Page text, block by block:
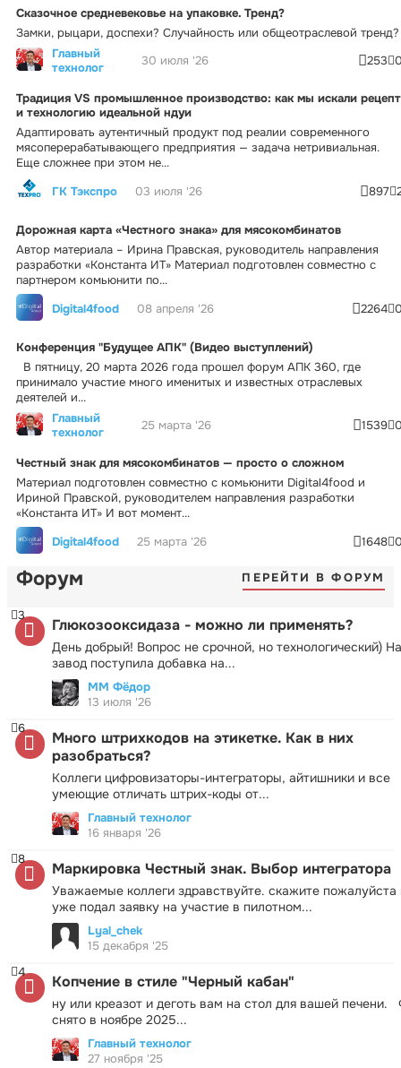
Сказочное средневековье на упаковке. Тренд?
Замки, рыцари, доспехи? Случайность или общеотраслевой тренд?
Главный
технолог
30 июля '26 253
Традиция VS промышленное производство: как мы искали рецепт
и технологию идеальной ндуи
Адаптировать аутентичный продукт под реалии современного
мясоперерабатывающего предприятия — задача нетривиальная.
Еще сложнее при этом не...
ГК Тэкспро
03 июля '26 897
Дорожная карта «Честного знака» для мясокомбинатов
Автор материала – Ирина Правская, руководитель направления
разработки «Константа ИТ» Материал подготовлен совместно с
партнером комьюнити по...
Digital4food
08 апреля '26 2264
Конференция "Будущее АПК" (Видео выступлений)
В пятницу, 20 марта 2026 года прошел форум АПК 360, где
принимало участие много именитых и известных отраслевых
деятелей и...
Главный
технолог
25 марта '26 1539
Честный знак для мясокомбинатов — просто о сложном
Материал подготовлен совместно с комьюнити Digital4food и
Ириной Правской, руководителем направления разработки
«Константа ИТ» И вот момент...
Digital4food
25 марта '26 1648
Форум ПЕРЕЙТИ В ФОРУМ
Глюкозооксидаза - можно ли применять?
День добрый! Вопрос не срочной, но технологический) На
завод поступила добавка на...
3
ММ Фёдор
13 июля '26
Много штрихкодов на этикетке. Как в них
разобраться?
Коллеги цифровизаторы-интеграторы, айтишники и все
умеющие отличать штрих-коды от...
6
Главный технолог
16 января '26
Маркировка Честный знак. Выбор интегратора
Уважаемые коллеги здравствуйте. скажите пожалуйста
уже подал заявку на участие в пилотном...
8
Lyal_chek
15 декабря '25
Копчение в стиле "Черный кабан"
ну или креазот и деготь вам на стол для вашей печени.
снято в ноябре 2025...
4
Главный технолог
27 ноября '25